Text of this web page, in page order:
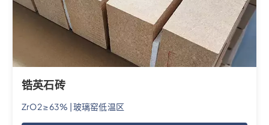
锆英石砖
ZrO2 ≥ 63% | 玻璃窑低温区